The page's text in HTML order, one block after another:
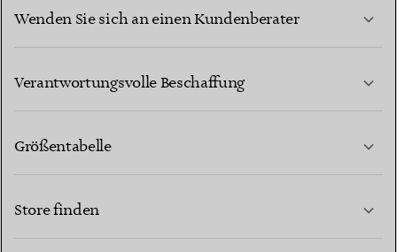
Wenden Sie sich an einen Kundenberater
Verantwortungsvolle Beschaffung
Größentabelle
Store finden